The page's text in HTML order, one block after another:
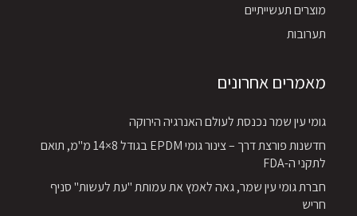
מוצרים תעשייתיים
תערובות
מאמרים אחרונים
גומי עין שמר נכנסת לעולם האנרגיה הירוקה
חדשנות פורצת דרך – צינור גומי EPDM בגודל 8×14 מ"מ, תואם
לתקני ה-FDA
חברת גומי עין שמר, גאה לאמץ את עמותת "עת לעשות" סניף
חריש